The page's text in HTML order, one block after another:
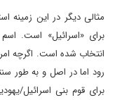
مثالی دیگر در این زمینه
برای «اسرائیل» است.
انتخاب شده است. اگرچه
رود اما در اصل و به طور
برای قوم بنی اسرائیل/